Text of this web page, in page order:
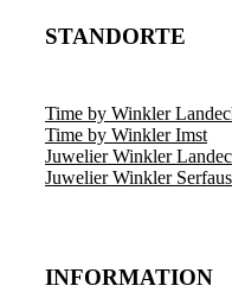
STANDORTE
Time by Winkler
Time by Winkler Imst
Juwelier Winkler
Juwelier Winkler Serfaus
INFORMATION